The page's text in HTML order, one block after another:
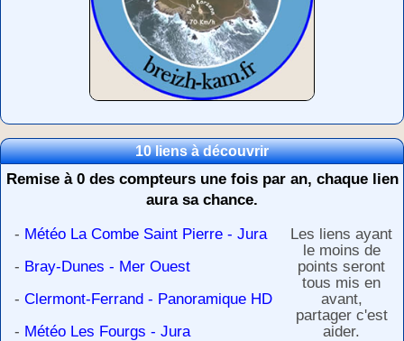
10 liens à découvrir
Remise à 0 des compteurs une fois par an, chaque lien
aura sa chance.
- Météo La Combe Saint Pierre - Jura
- Bray-Dunes - Mer Ouest
- Clermont-Ferrand - Panoramique HD
- Météo Les Fourgs - Jura
Les liens ayant
le moins de
points seront
tous mis en
avant,
partager c'est
aider.